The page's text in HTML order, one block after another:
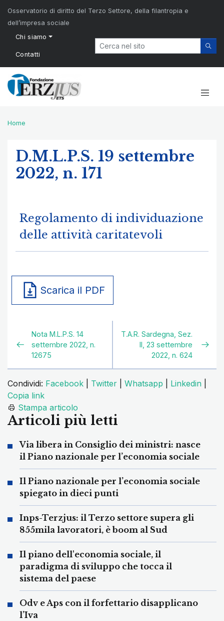
Osservatorio di diritto del Terzo Settore, della filantropia e
dell’impresa sociale
Chi siamo
Contatti
Home
D.M.L.P.S. 19 settembre
2022, n. 171
Regolamento di individuazione
delle attività caritatevoli
Scarica il PDF
Nota M.L.P.S. 14
settembre 2022, n.
12675
T.A.R. Sardegna, Sez.
II, 23 settembre
2022, n. 624
Condividi: Facebook Twitter Whatsapp Linkedin
Copia link
Stampa articolo
Articoli più letti
Via libera in Consiglio dei ministri: nasce
il Piano nazionale per l’economia sociale
Il Piano nazionale per l’economia sociale
spiegato in dieci punti
Inps-Terzjus: il Terzo settore supera gli
855mila lavoratori, è boom al Sud
Il piano dell'economia sociale, il
paradigma di sviluppo che tocca il
sistema del paese
Odv e Aps con il forfettario disapplicano
l’Iva